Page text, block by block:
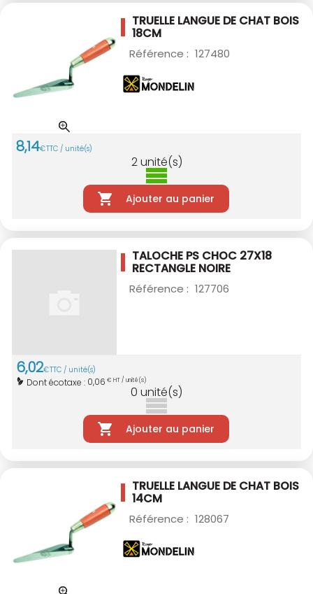
TRUELLE LANGUE DE CHAT BOIS
18CM
Référence : 127480
8,14€TTC / unité(s)
2unité(s)
Ajouter au panier
TALOCHE PS CHOC 27X18
RECTANGLE NOIRE
Référence : 127706
6,02€TTC / unité(s)
Dont écotaxe : 0,06 € HT / unité(s)
0 unité(s)
Ajouter au panier
TRUELLE LANGUE DE CHAT BOIS
14CM
Référence : 128067